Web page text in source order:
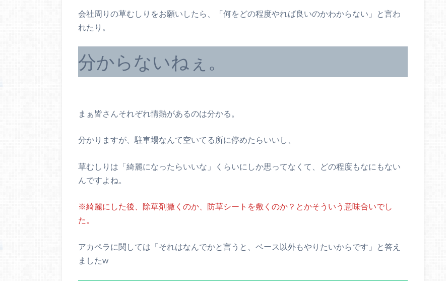
会社周りの草むしりをお願いしたら、「何をどの程度やれば良いのかわからない」と言わ
れたり。
分からないねぇ。
まぁ皆さんそれぞれ情熱があるのは分かる。
分かりますが、駐車場なんて空いてる所に停めたらいいし、
草むしりは「綺麗になったらいいな」くらいにしか思ってなくて、どの程度もなにもない
んですよね。
※綺麗にした後、除草剤撒くのか、防草シートを敷くのか？とかそういう意味合いでし
た。
アカペラに関しては「それはなんでかと言うと、ベース以外もやりたいからです」と答え
ましたw